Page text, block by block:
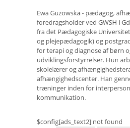
Ewa Guzowska - pædagog,
foredragsholder ved GWSH i
fra det Pædagogiske
og plejepædagogik) og
for terapi og diagnose af børn
udviklingsforstyrrelser. Hun
skolelærer og
afhængighedscenter. Han
træninger inden for
kommunikation.
$config[ads_text2] not found